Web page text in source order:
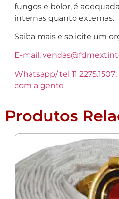
fungos e bolor, é
internas quanto externas.
Saiba mais e solicite um
E-mail:
Whatsapp/ tel 11
com a gente
Produtos